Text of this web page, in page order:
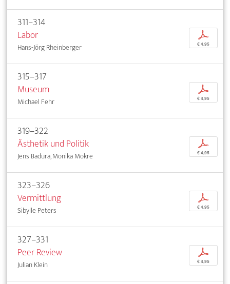
311–314
Labor
Hans-Jörg Rheinberger
p
€ 4,95
315–317
Museum
Michael Fehr
p
€ 4,95
319–322
Ästhetik und Politik
Jens Badura, Monika Mokre
p
€ 4,95
323–326
Vermittlung
Sibylle Peters
p
€ 4,95
327–331
Peer Review
Julian Klein
p
€ 4,95